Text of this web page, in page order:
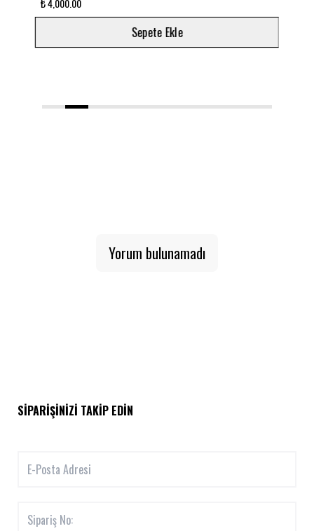
1 2 3 4 5 6 7 8 9 10
Yorum bulunamadı
SIPARIŞINIZI TAKIP EDIN